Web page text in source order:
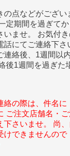
の点などがござ
定期間を過ぎて
いませ。 お気付
話にてご連絡下
連絡後、1週間以
後1週間を過ぎた
絡の際は、件名
ご注文店舗名・
下さいませ。 尚
けできませんの